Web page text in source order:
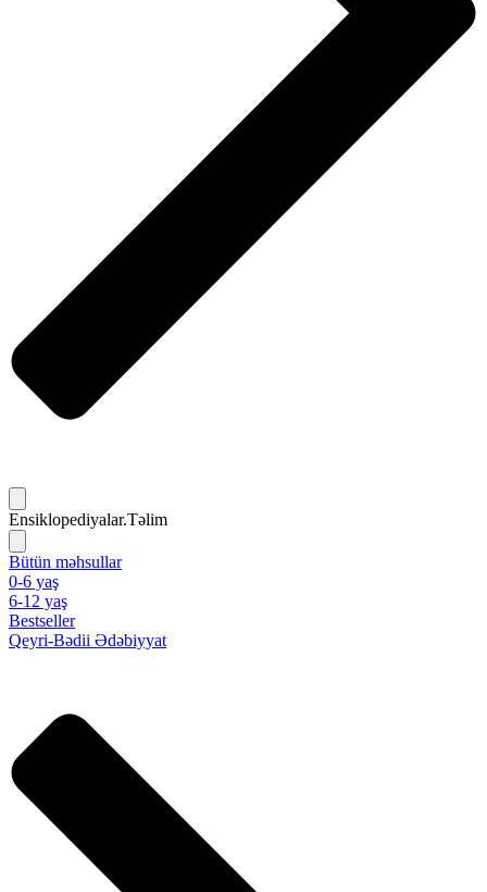
Ensiklopediyalar.Təlim
Bütün məhsullar
0-6 yaş
6-12 yaş
Bestseller
Qeyri-Bədii Ədəbiyyat